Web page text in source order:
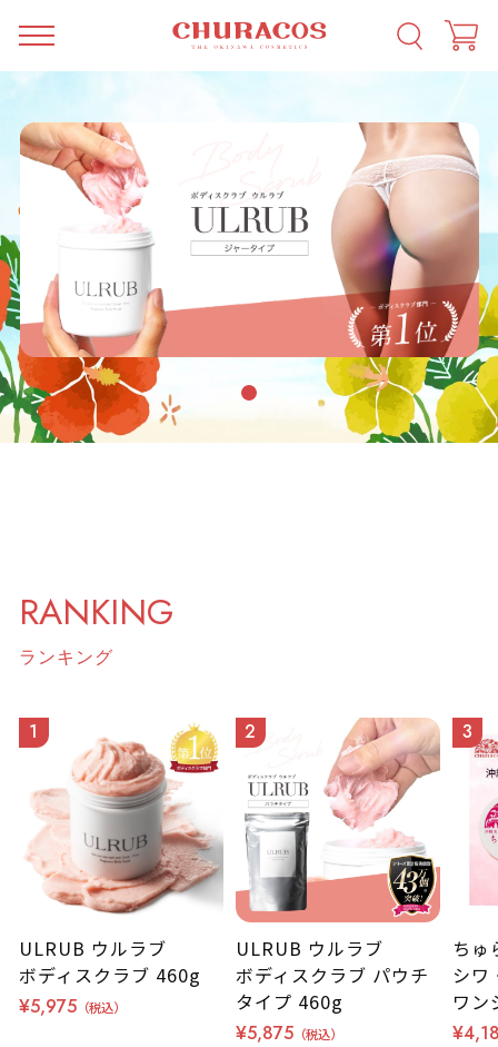
RANKING
ランキング
1
ULRUB ウルラブ
ボディスクラブ 460g
¥5,975 （税込）
2
ULRUB ウルラブ
ボディスクラブ パウチ
タイプ 460g
¥5,875 （税込）
3
ちゅ
シワ
ワン